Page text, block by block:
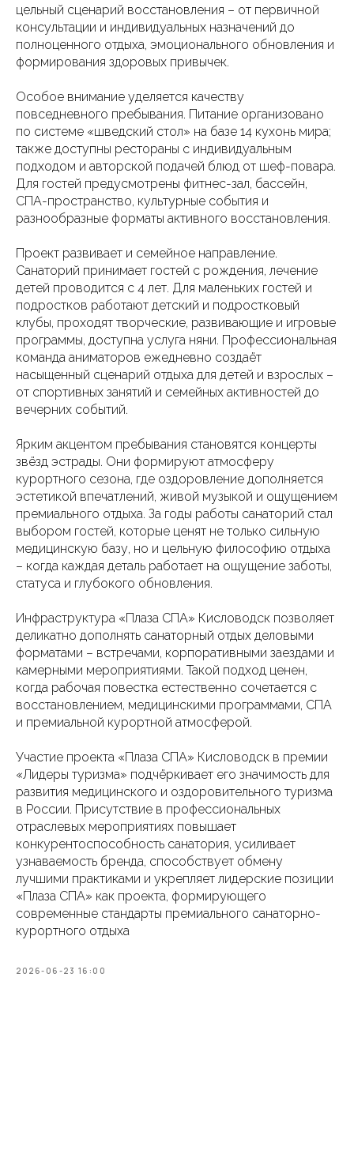
цельный сценарий восстановления – от первичной
консультации и индивидуальных назначений до
полноценного отдыха, эмоционального обновления и
формирования здоровых привычек.
Особое внимание уделяется качеству
повседневного пребывания. Питание организовано
по системе «шведский стол» на базе 14 кухонь мира;
также доступны рестораны с индивидуальным
подходом и авторской подачей блюд от шеф-повара.
Для гостей предусмотрены фитнес-зал, бассейн,
СПА-пространство, культурные события и
разнообразные форматы активного восстановления.
Проект развивает и семейное направление.
Санаторий принимает гостей с рождения, лечение
детей проводится с 4 лет. Для маленьких гостей и
подростков работают детский и подростковый
клубы, проходят творческие, развивающие и игровые
программы, доступна услуга няни. Профессиональная
команда аниматоров ежедневно создаёт
насыщенный сценарий отдыха для детей и взрослых –
от спортивных занятий и семейных активностей до
вечерних событий.
Ярким акцентом пребывания становятся концерты
звёзд эстрады. Они формируют атмосферу
курортного сезона, где оздоровление дополняется
эстетикой впечатлений, живой музыкой и ощущением
премиального отдыха. За годы работы санаторий стал
выбором гостей, которые ценят не только сильную
медицинскую базу, но и цельную философию отдыха
– когда каждая деталь работает на ощущение заботы,
статуса и глубокого обновления.
Инфраструктура «Плаза СПА» Кисловодск позволяет
деликатно дополнять санаторный отдых деловыми
форматами – встречами, корпоративными заездами и
камерными мероприятиями. Такой подход ценен,
когда рабочая повестка естественно сочетается с
восстановлением, медицинскими программами, СПА
и премиальной курортной атмосферой.
Участие проекта «Плаза СПА» Кисловодск в премии
«Лидеры туризма» подчёркивает его значимость для
развития медицинского и оздоровительного туризма
в России. Присутствие в профессиональных
отраслевых мероприятиях повышает
конкурентоспособность санатория, усиливает
узнаваемость бренда, способствует обмену
лучшими практиками и укрепляет лидерские позиции
«Плаза СПА» как проекта, формирующего
современные стандарты премиального санаторно-
курортного отдыха
2026-06-23 16:00